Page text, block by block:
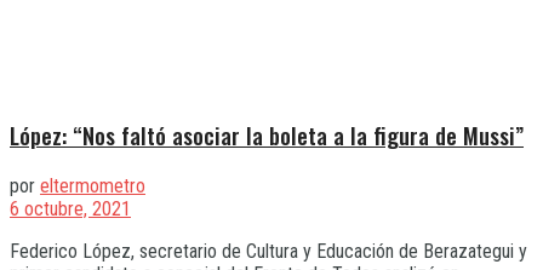
López: “Nos faltó asociar la boleta a la figura de Mussi”
por eltermometro
6 octubre, 2021
Federico López, secretario de Cultura y Educación de Berazategui y